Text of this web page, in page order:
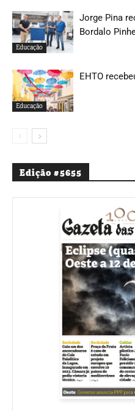
Educação
Jorge Pina
Bordalo
Educação
EHTO
Edição #5655